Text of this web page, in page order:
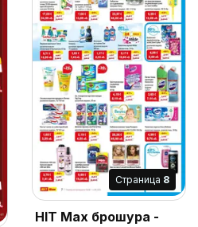
Cтраница 8
HIT Max брошура -